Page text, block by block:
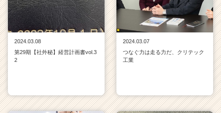
2024.03.08
第29期【社外秘】経営計画書vol.3
2
2024.03.07
つなぐ力は走る力だ、クリテック
工業